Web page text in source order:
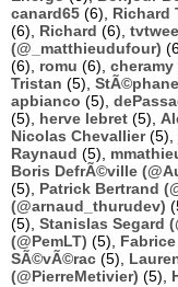
canard65 (6), Richard
(6), Richard (6),
(@_matthieudufour)
(6), romu (6), cheramy
Tristan (5), StÃ©phane
apbianco (5),
(5), herve lebret (5),
Nicolas Chevallier(5),
Raynaud (5),
Boris DefrÃ©ville
(5), Patrick Bertrand
(@arnaud_thurudev)
(5), Stanislas Segard
(@PemLT) (5),
SÃ©vÃ©rac (5),
(@PierreMetivier) (5),